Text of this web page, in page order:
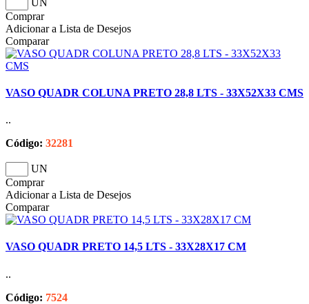
Comprar
Adicionar a Lista de Desejos
Comparar
VASO QUADR COLUNA PRETO 28,8 LTS - 33X52X33 CMS
..
Código: 32281
UN
Comprar
Adicionar a Lista de Desejos
Comparar
VASO QUADR PRETO 14,5 LTS - 33X28X17 CM
..
Código: 7524